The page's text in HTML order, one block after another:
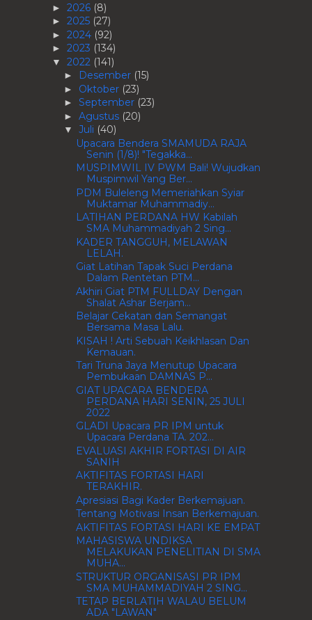
► 2026 (8)
► 2025 (27)
► 2024 (92)
► 2023 (134)
▼ 2022 (141)
► Desember (15)
► Oktober (23)
► September (23)
► Agustus (20)
▼ Juli (40)
Upacara Bendera SMAMUDA RAJA
Senin (1/8)! "Tegakka...
MUSPIMWIL IV PWM Bali! Wujudkan
Muspimwil Yang Ber...
PDM Buleleng Memeriahkan Syiar
Muktamar Muhammadiy...
LATIHAN PERDANA HW Kabilah
SMA Muhammadiyah 2 Sing...
KADER TANGGUH, MELAWAN
LELAH.
Giat Latihan Tapak Suci Perdana
Dalam Rentetan PTM...
Akhiri Giat PTM FULLDAY Dengan
Shalat Ashar Berjam...
Belajar Cekatan dan Semangat
Bersama Masa Lalu.
KISAH ! Arti Sebuah Keikhlasan Dan
Kemauan.
Tari Truna Jaya Menutup Upacara
Pembukaan DAMNAS P...
GIAT UPACARA BENDERA
PERDANA HARI SENIN, 25 JULI
2022
GLADI Upacara PR IPM untuk
Upacara Perdana TA. 202...
EVALUASI AKHIR FORTASI DI AIR
SANIH
AKTIFITAS FORTASI HARI
TERAKHIR.
Apresiasi Bagi Kader Berkemajuan.
Tentang Motivasi Insan Berkemajuan.
AKTIFITAS FORTASI HARI KE EMPAT
MAHASISWA UNDIKSA
MELAKUKAN PENELITIAN DI SMA
MUHA...
STRUKTUR ORGANISASI PR IPM
SMA MUHAMMADIYAH 2 SING...
TETAP BERLATIH WALAU BELUM
ADA "LAWAN"